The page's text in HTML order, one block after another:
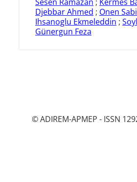
Djebbar Ahmed ; Onen
Ihsanoglu Ekmeleddin ;
Günergun Feza
© ADIREM-APMEP - ISSN